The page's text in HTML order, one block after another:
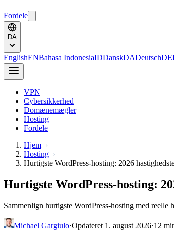
Fordele
DA
EnglishENBahasa IndonesiaIDDanskDADeutschDE
VPN
Cybersikkerhed
Domænemægler
Hosting
Fordele
Hjem
Hosting
Hurtigste WordPress-hosting: 2026
Hurtigste WordPress-hosting:
Sammenlign hurtigste WordPress-hosting med
Michael Gargiulo·Opdateret 1. august 2026·12